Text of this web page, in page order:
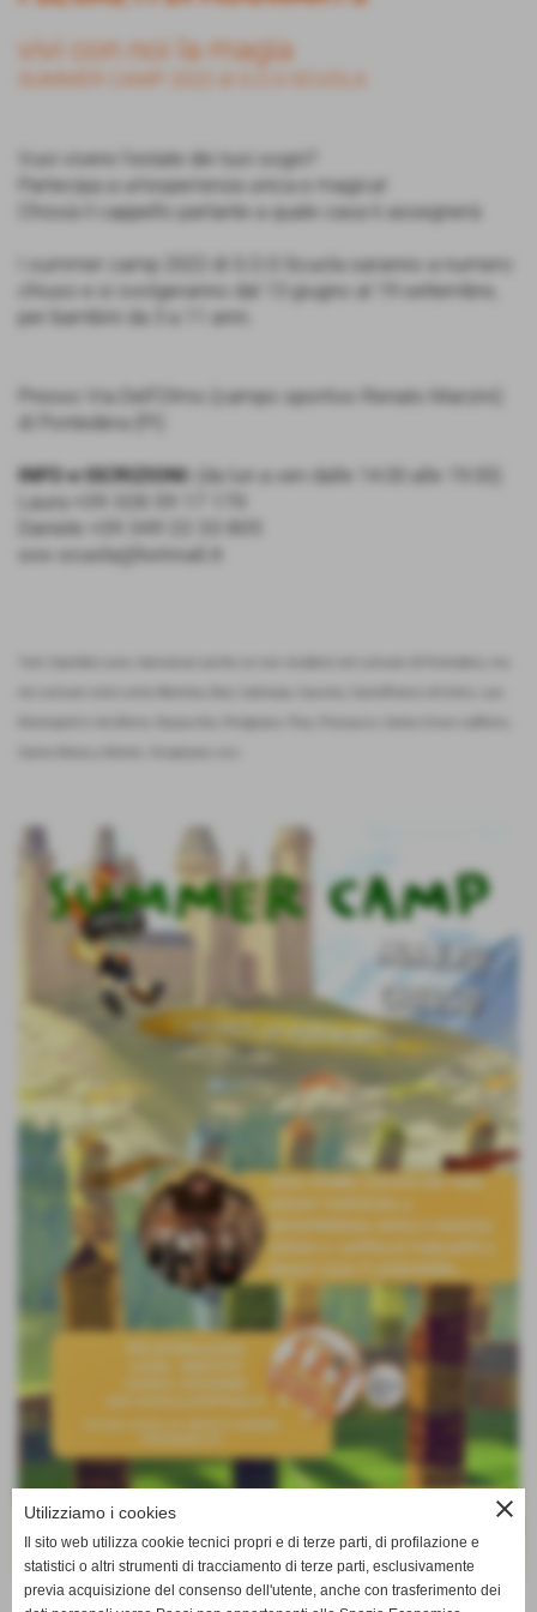
vivi con noi la magia
SUMMER CAMP 2022 di S.O.S SCUOLA
Vuoi vivere l'estate dei tuoi sogni?
Partecipa a un'esperienza unica e magica!
Chissà il cappello parlante a quale casa ti assegnerà
I summer camp 2022 di S.O.S Scuola saranno a numero
chiuso e si svolgeranno dal 13 giugno al 19 settembre,
per bambini da 3 a 11 anni.
Presso Via Dell'Olmo (campo sportivo Renato Marzini)
di Pontedera (PI)
INFO e ISCRIZIONI:
(da lun a ven dalle 14.00 alle 19.00)
Laura
Daniele
sos-scuola@hotmail.it
close
Utilizziamo i cookies
Il sito web utilizza cookie tecnici propri e di terze parti, di profilazione e
statistici o altri strumenti di tracciamento di terze parti, esclusivamente
previa acquisizione del consenso dell'utente, anche con trasferimento dei